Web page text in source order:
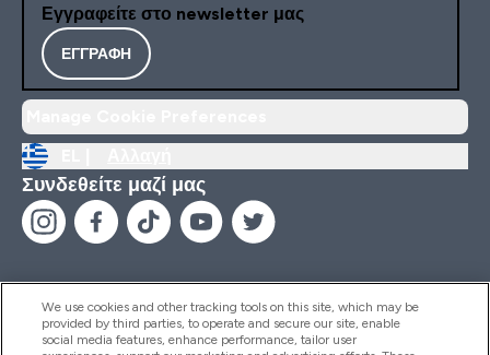
Εγγραφείτε στο newsletter μας
ΕΓΓΡΑΦΉ
Συνδεθείτε μαζί μας
Βοήθεια & Πληροφορίες
We use cookies and other tracking tools on this site, which may be
provided by third parties, to operate and secure our site, enable
social media features, enhance performance, tailor user